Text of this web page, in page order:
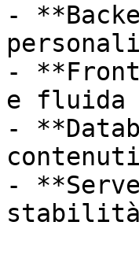
-
-
e fluida
-
contenuti
-
stabilità